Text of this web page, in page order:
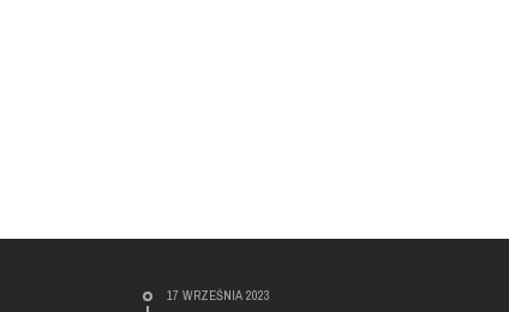
17 WRZEŚNIA 2023